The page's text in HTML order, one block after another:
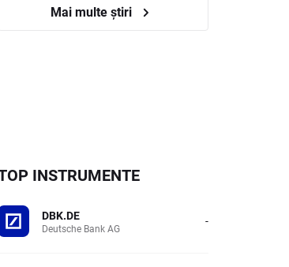
Mai multe știri
INSTRUMENTE
DBK.DE
Deutsche Bank AG -